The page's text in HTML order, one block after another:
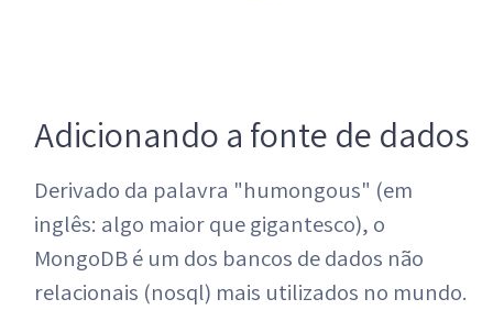
Adicionando a fonte de dados
Derivado da palavra "humongous" (em
inglês: algo maior que gigantesco), o
MongoDB é um dos bancos de dados não
relacionais (nosql) mais utilizados no mundo.